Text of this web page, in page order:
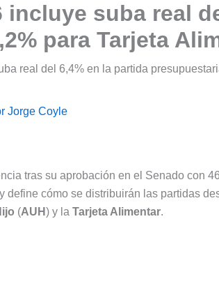
incluye suba real
para Tarjeta
real del 6,4% en la partida
Jorge Coyle
tras su aprobación en el Senado con
define cómo se distribuirán las partidas
(AUH ) y la Tarjeta Alimentar.